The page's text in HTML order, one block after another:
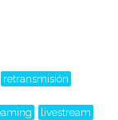
retransmisión
livestream